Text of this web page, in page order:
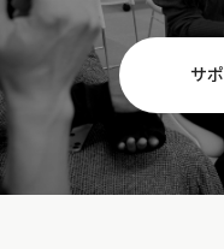
サ